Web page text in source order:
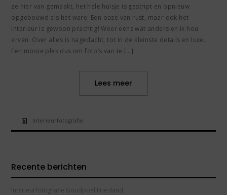
ze hier van gemaakt, het hele huisje is gestript en opnieuw
opgebouwd als het ware. Een oase van rust, maar ook het
interieur is gewoon prachtig! Weer eens wat anders en ik hou
ervan. Over alles is nagedacht, tot in de kleinste details en luxe.
Een mooie plek dus om foto’s van te […]
Lees meer
Interieurfotografie
Recente berichten
Interieurfotografie Goudpoel Friesland